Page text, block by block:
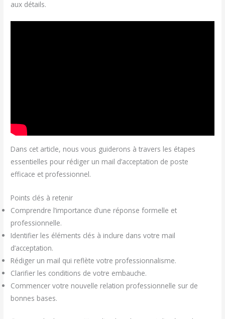
aux détails.
Dans cet article, nous vous guiderons à travers les étapes
essentielles pour rédiger un mail d’acceptation de poste
efficace et professionnel.
Points clés à retenir
Comprendre l’importance d’une réponse formelle et
professionnelle.
Identifier les éléments clés à inclure dans votre mail
d’acceptation.
Rédiger un mail qui reflète votre professionnalisme.
Clarifier les conditions de votre embauche.
Commencer votre nouvelle relation professionnelle sur de
bonnes bases.